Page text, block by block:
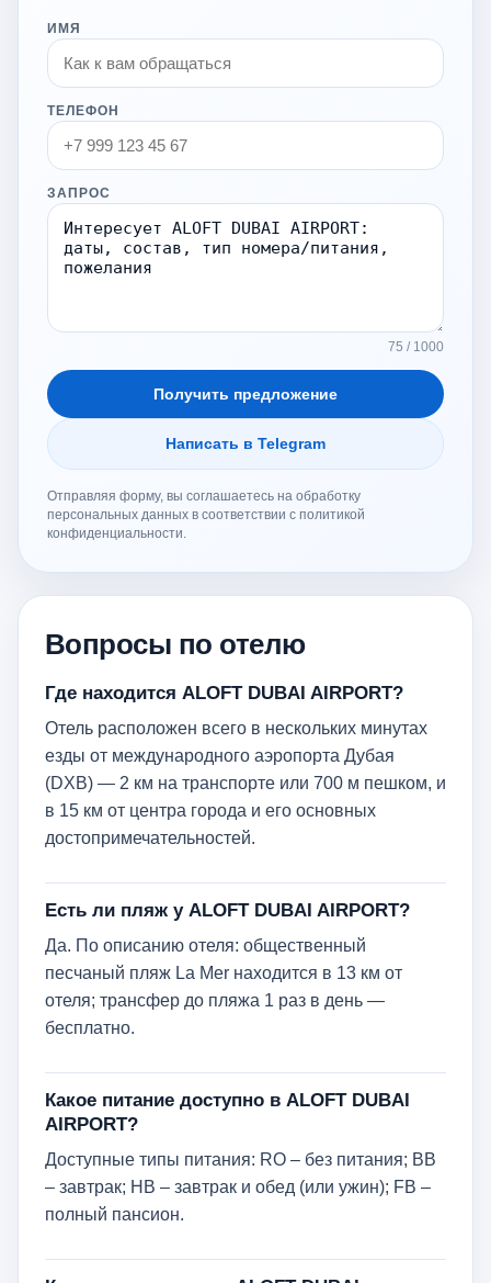
ИМЯ
ТЕЛЕФОН
ЗАПРОС
75 / 1000
Получить предложение
Написать в Telegram
Отправляя форму, вы соглашаетесь на обработку
персональных данных в соответствии с политикой
конфиденциальности.
Вопросы по отелю
Где находится ALOFT DUBAI AIRPORT?
Отель расположен всего в нескольких минутах
езды от международного аэропорта Дубая
(DXB) — 2 км на транспорте или 700 м пешком, и
в 15 км от центра города и его основных
достопримечательностей.
Есть ли пляж у ALOFT DUBAI AIRPORT?
Да. По описанию отеля: общественный
песчаный пляж La Mer находится в 13 км от
отеля; трансфер до пляжа 1 раз в день —
бесплатно.
Какое питание доступно в ALOFT DUBAI
AIRPORT?
Доступные типы питания: RO – без питания; BB
– завтрак; HB – завтрак и обед (или ужин); FB –
полный пансион.